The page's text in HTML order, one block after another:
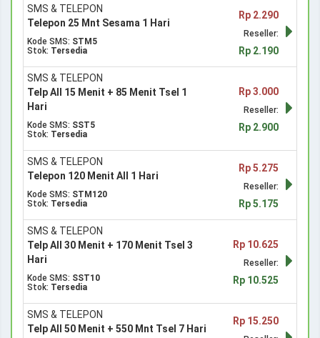
SMS & TELEPON
Telepon 25 Mnt Sesama 1 Hari
Kode SMS: STM5
Stok: Tersedia
Rp 2.290
Reseller:
Rp 2.190
SMS & TELEPON
Telp All 15 Menit + 85 Menit Tsel 1
Hari
Kode SMS: SST5
Stok: Tersedia
Rp 3.000
Reseller:
Rp 2.900
SMS & TELEPON
Telepon 120 Menit All 1 Hari
Kode SMS: STM120
Stok: Tersedia
Rp 5.275
Reseller:
Rp 5.175
SMS & TELEPON
Telp All 30 Menit + 170 Menit Tsel 3
Hari
Kode SMS: SST10
Stok: Tersedia
Rp 10.625
Reseller:
Rp 10.525
SMS & TELEPON
Telp All 50 Menit + 550 Mnt Tsel 7 Hari
Rp 15.250